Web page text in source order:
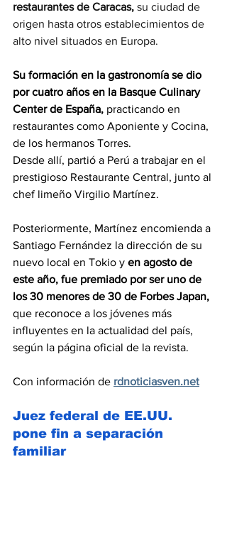
restaurantes de Caracas, su ciudad de
origen hasta otros establecimientos de
alto nivel situados en Europa.
Su formación en la gastronomía se dio
por cuatro años en la Basque Culinary
Center de España, practicando en
restaurantes como Aponiente y Cocina,
de los hermanos Torres.
Desde allí, partió a Perú a trabajar en el
prestigioso Restaurante Central, junto al
chef limeño Virgilio Martínez.
Posteriormente, Martínez encomienda a
Santiago Fernández la dirección de su
nuevo local en Tokio y en agosto de
este año, fue premiado por ser uno de
los 30 menores de 30 de Forbes Japan,
que reconoce a los jóvenes más
influyentes en la actualidad del país,
según la página oficial de la revista.
Con información de rdnoticiasven.net
Juez federal de EE.UU.
pone fin a separación
familiar